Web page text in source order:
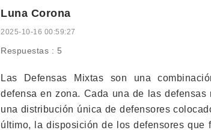
Luna Corona
2025-10-16 00:59:27
Respuestas : 5
Las Defensas Mixtas son una
defensa en zona. Cada una de las
una distribución única de defensores
último, la disposición de los defensores que